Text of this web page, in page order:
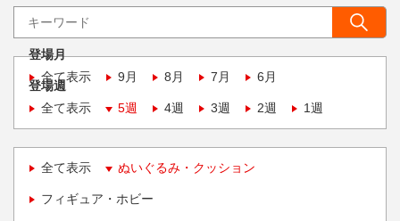
登場月
全て表示
9月 8月 7月 6月
登場週
全て表示
5週 4週 3週 2週 1週
全て表示 ぬいぐるみ・クッション
フィギュア・ホビー